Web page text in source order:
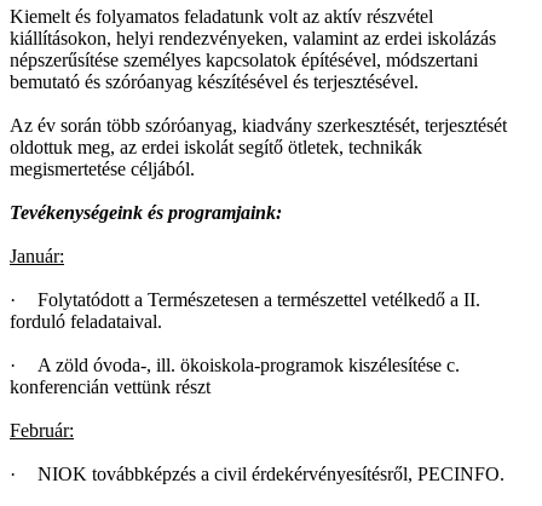
Kiemelt és folyamatos feladatunk volt az aktív részvétel
kiállításokon, helyi rendezvényeken, valamint az erdei iskolázás
népszerűsítése személyes kapcsolatok építésével, módszertani
bemutató és szóróanyag készítésével és terjesztésével.
Az év során több szóróanyag, kiadvány szerkesztését, terjesztését
oldottuk meg, az erdei iskolát segítő ötletek, technikák
megismertetése céljából.
Tevékenységeink és programjaink:
Január:
·
Folytatódott a Természetesen a természettel vetélkedő a II.
forduló feladataival.
·
A zöld óvoda-, ill. ökoiskola-programok kiszélesítése c.
konferencián vettünk részt
Február:
· NIOK továbbképzés a civil érdekérvényesítésről, PECINFO.